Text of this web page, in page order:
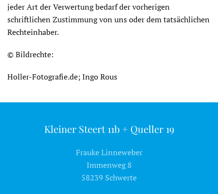
jeder Art der Verwertung bedarf der vorherigen
schriftlichen Zustimmung von uns oder dem tatsächlichen
Rechteinhaber.
© Bildrechte:
Holler-Fotografie.de; Ingo Rous
Kleiner Steert 11b + Queller 19
Frauke Linneweber
Immenweg 8
58239 Schwerte